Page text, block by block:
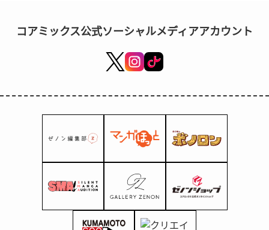
コアミックス公式ソーシャルメディアアカウント